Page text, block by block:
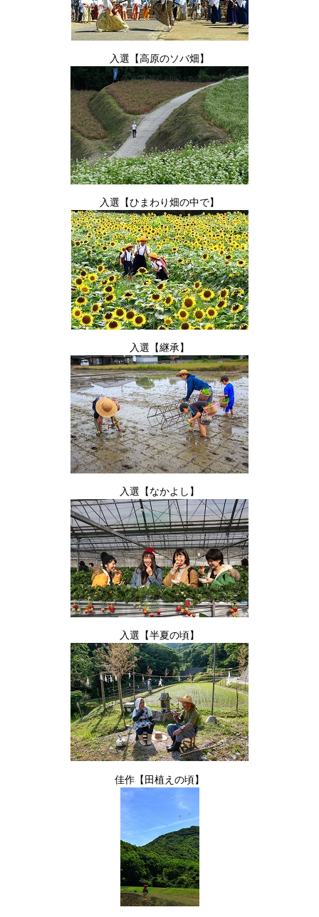
入選【高原のソバ畑】
入選【ひまわり畑の中で】
入選【継承】
入選【なかよし】
入選【半夏の頃】
佳作【田植えの頃】